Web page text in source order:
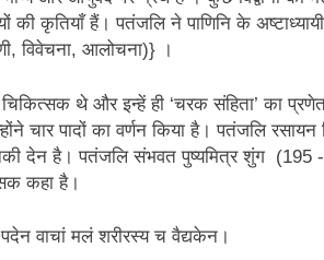
3 Years Ago
3 Years Ago
नोसेना प्रमुख एडमिरल
3 Years Ago
की कृतियाँ हैं। पतंजलि ने पाणिनि के
विवेचना, आलोचना)} ।
थे और इन्हें ही ‘चरक संहिता’ का
चार पादों का वर्णन किया है। पतंजलि
देन है। पतंजलि संभवत पुष्यमित्र शुंग
कहा है।
पदेन वाचां मलं शरीरस्य च वैद्यकेन।